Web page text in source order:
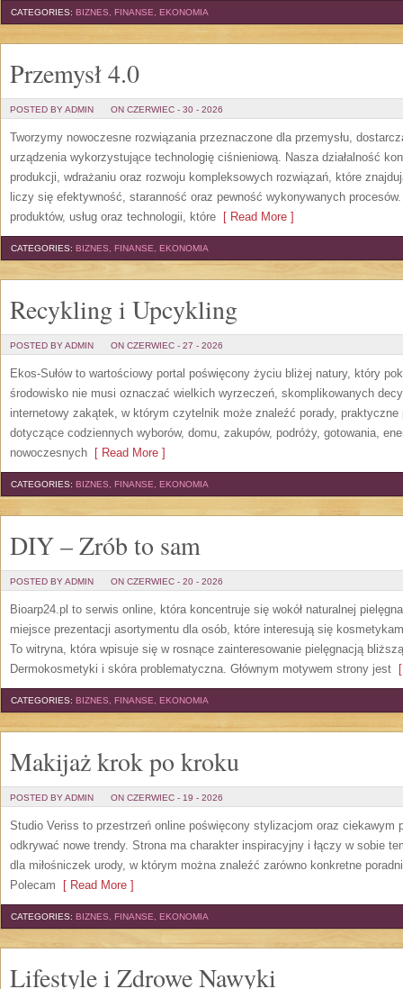
CATEGORIES: BIZNES, FINANSE, EKONOMIA
Przemysł 4.0
POSTED BY ADMIN ON CZERWIEC - 30 - 2026
Tworzymy nowoczesne rozwiązania przeznaczone dla przemysłu,
urządzenia wykorzystujące technologię ciśnieniową. Nasza działalność
produkcji, wdrażaniu oraz rozwoju kompleksowych rozwiązań, które
liczy się efektywność, staranność oraz pewność wykonywanych
produktów, usług oraz technologii, które [ Read More ]
CATEGORIES: BIZNES, FINANSE, EKONOMIA
Recykling i Upcykling
POSTED BY ADMIN ON CZERWIEC - 27 - 2026
Ekos-Sułów to wartościowy portal poświęcony życiu bliżej natury, który
środowisko nie musi oznaczać wielkich wyrzeczeń, skomplikowanych
internetowy zakątek, w którym czytelnik może znaleźć porady,
dotyczące codziennych wyborów, domu, zakupów, podróży, gotowania,
nowoczesnych [ Read More ]
CATEGORIES: BIZNES, FINANSE, EKONOMIA
DIY – Zrób to sam
POSTED BY ADMIN ON CZERWIEC - 20 - 2026
Bioarp24.pl to serwis online, która koncentruje się wokół naturalnej
miejsce prezentacji asortymentu dla osób, które interesują się
To witryna, która wpisuje się w rosnące zainteresowanie pielęgnacją
Dermokosmetyki i skóra problematyczna. Głównym motywem strony jest
CATEGORIES: BIZNES, FINANSE, EKONOMIA
Makijaż krok po kroku
POSTED BY ADMIN ON CZERWIEC - 19 - 2026
Studio Veriss to przestrzeń online poświęcony stylizacjom oraz ciekawym
odkrywać nowe trendy. Strona ma charakter inspiracyjny i łączy w sobie
dla miłośniczek urody, w którym można znaleźć zarówno konkretne
Polecam [ Read More ]
CATEGORIES: BIZNES, FINANSE, EKONOMIA
Lifestyle i Zdrowe Nawyki